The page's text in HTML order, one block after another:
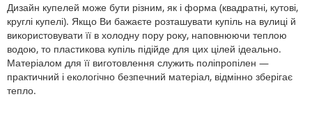
Дизайн купелей може бути різним, як і форма (квадратні, кутові,
круглі купелі). Якщо Ви бажаєте розташувати купіль на вулиці й
використовувати її в холодну пору року, наповнюючи теплою
водою, то пластикова купіль підійде для цих цілей ідеально.
Матеріалом для її виготовлення служить поліпропілен —
практичний і екологічно безпечний матеріал, відмінно зберігає
тепло.